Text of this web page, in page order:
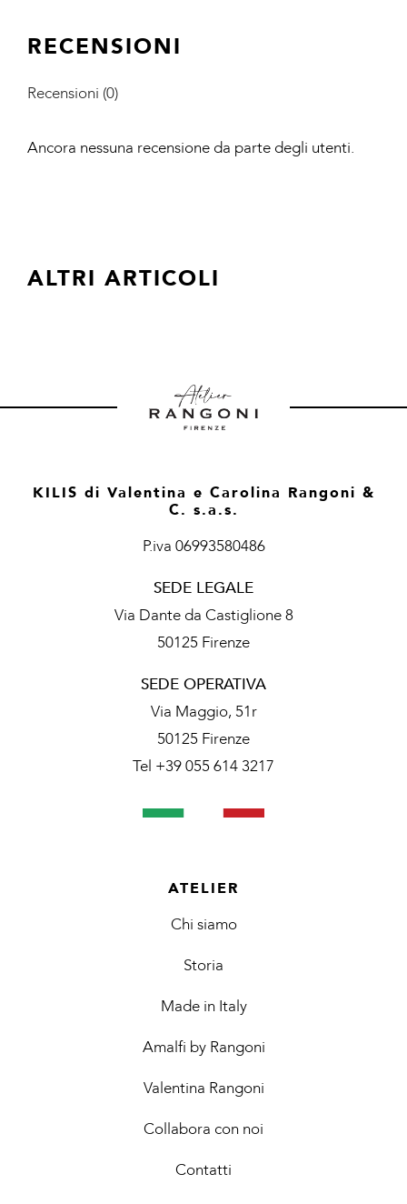
RECENSIONI
Recensioni (0)
Ancora nessuna recensione da parte degli utenti.
ALTRI ARTICOLI
KILIS di Valentina e Carolina Rangoni &
C. s.a.s.
P.iva 06993580486
SEDE LEGALE
Via Dante da Castiglione 8
50125 Firenze
SEDE OPERATIVA
Via Maggio, 51r
50125 Firenze
Tel +39 055 614 3217
ATELIER
Chi siamo
Storia
Made in Italy
Amalfi by Rangoni
Valentina Rangoni
Collabora con noi
Contatti